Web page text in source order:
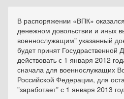
В распоряжении «ВПК» оказался
денежном довольствии и иных
военнослужащим" указанный
будет принят Госудраственной
действовать с 1 января 2012
сначала для военнослужащих
Российской Федерации, для
"заработает" с 1 января 2013